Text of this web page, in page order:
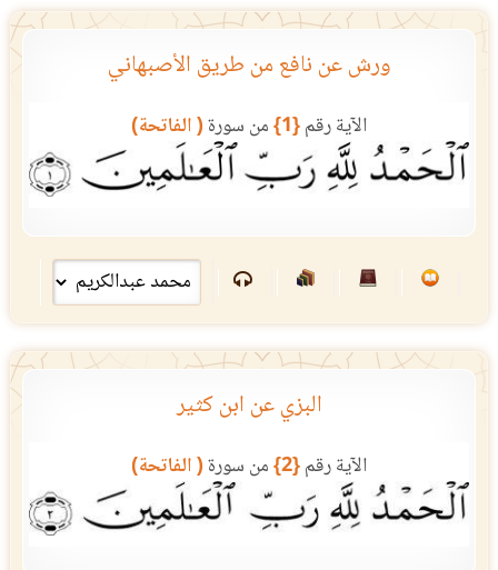
ورش عن نافع من طريق الأصبهاني
الآية رقم{1} من سورة( الفاتحة)
البزي عن ابن كثير
الآية رقم{2} من سورة( الفاتحة)